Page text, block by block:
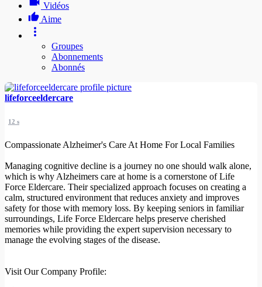
Vidéos
Aime
Groupes
Abonnements
Abonnés
lifeforceeldercare
12 s
Compassionate Alzheimer's Care At Home For Local Families
Managing cognitive decline is a journey no one should walk alone,
which is why Alzheimers care at home is a cornerstone of Life
Force Eldercare. Their specialized approach focuses on creating a
calm, structured environment that reduces anxiety and improves
safety for those with memory loss. By keeping seniors in familiar
surroundings, Life Force Eldercare helps preserve cherished
memories while providing the expert supervision necessary to
manage the evolving stages of the disease.
Visit Our Company Profile: